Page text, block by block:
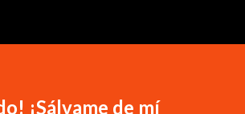
¡Sálvame de mí